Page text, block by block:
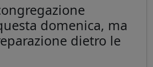
domenica, ma
dietro le